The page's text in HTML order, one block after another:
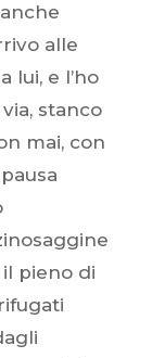
alle
lui, e l’ho
stanco
mai, con
pieno di